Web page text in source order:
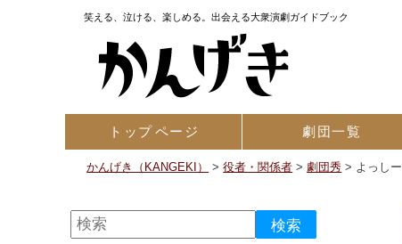
笑える、泣ける、楽しめる。出会える大衆演劇ガイドブック
トップページ 劇団一覧
かんげき（KANGEKI） >役者・関係者 >劇団秀 > よっしー